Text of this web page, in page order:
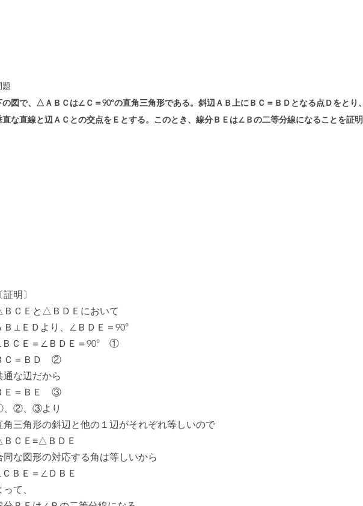
題
の図で、△ＡＢＣは∠Ｃ＝90°の直角三角形である。斜辺ＡＢ上にＢＣ＝ＢＤとなる点Ｄをとり
直な直線と辺ＡＣとの交点をＥとする。このとき、線分ＢＥは∠Ｂの二等分線になることを証明
〔証明〕
ＣＥと△ＢＤＥにおいて
Ｂ⊥ＥＤより、∠ＢＤＥ＝90°
ＣＥ＝∠ＢＤＥ＝90°　①
Ｃ＝ＢＤ　②
通な辺だから
Ｅ＝ＢＥ　③
②、③より
角三角形の斜辺と他の１辺がそれぞれ等しいので
ＣＥ≡△ＢＤＥ
同な図形の対応する角は等しいから
ＢＥ＝∠ＤＢＥ
って、